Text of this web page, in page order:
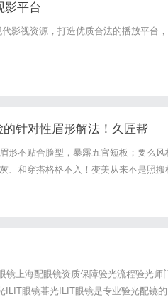
影平台
影视资源，打造优质合法的播放平台，
针对性眉形解法！久匠帮
形不贴合脸型，暴露五官短板；要么风
、和穿搭格格不入！变美从来不是照搬
，搭建一套标准化、可量化的定制体系
四季肤色匹配专属色号，一对一...
镜上海配眼镜资质保障验光流程验光师
ILIT眼镜暮光ILIT眼镜是专业验光配镜的